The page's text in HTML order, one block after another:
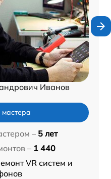
Иванов
– 5 лет
– 1 440
VR систем и